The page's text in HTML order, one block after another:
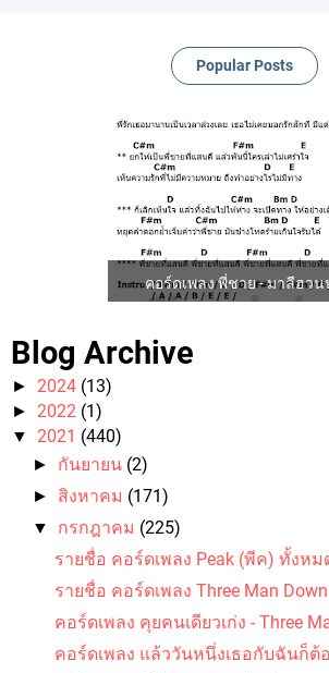
Popular Posts
คอร์ดเพลง พี่ชาย - มาลีฮวน
Blog Archive
► 2024 (13)
► 2022 (1)
▼ 2021 (440)
► กันยายน (2)
► สิงหาคม (171)
▼ กรกฎาคม (225)
รายชื่อ คอร์ดเพลง Peak (พีค) ทั้งหม
รายชื่อ คอร์ดเพลง Three Man
คอร์ดเพลง คุยคนเดียวเก่ง - Three
คอร์ดเพลง แล้ววันหนึ่งเธอกับฉันก็ต้